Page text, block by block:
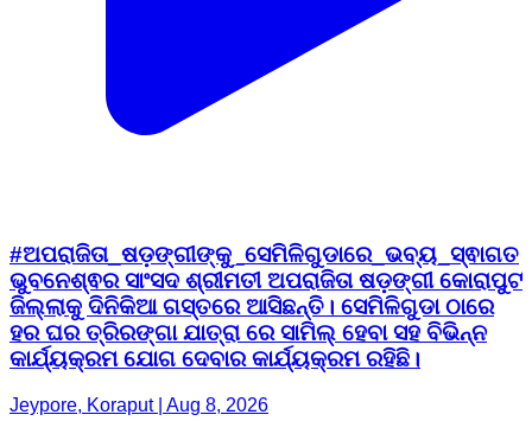
#ଅପରାଜିତା_ଷଡ଼ଙ୍ଗୀଙ୍କୁ_ସେମିଳିଗୁଡାରେ_ଭବ୍ୟ_ସ୍ଵାଗତ
ଭୁବନେଶ୍ଵର ସାଂସଦ ଶ୍ରୀମତୀ ଅପରାଜିତା ଷଡ଼ଙ୍ଗୀ କୋରାପୁଟ
ଜିଲ୍ଲାକୁ ଦିନିକିଆ ଗସ୍ତରେ ଆସିଛନ୍ତି। ସେମିଳିଗୁଡା ଠାରେ
ହର ଘର ତ୍ରିରଙ୍ଗା ଯାତ୍ରା ରେ ସାମିଲ୍ ହେବା ସହ ବିଭିନ୍ନ
କାର୍ଯ୍ୟକ୍ରମ ଯୋଗ ଦେବାର କାର୍ଯ୍ୟକ୍ରମ ରହିଛି।
Jeypore, Koraput | Aug 8, 2026